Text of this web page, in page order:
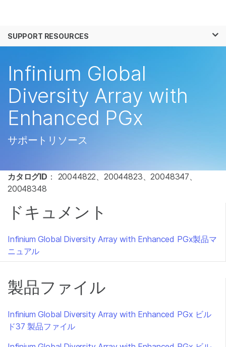
ソリューション
企業情報
サポート
お気に入りの分野を選択
SUPPORT RESOURCES
Infinium Global
Diversity Array with
Enhanced PGx
サポートリソース
カタログID ： 20044822、20044823、20048347、
20048348
ドキュメント
Infinium Global Diversity Array with Enhanced PGx製品マ
ニュアル
製品ファイル
Infinium Global Diversity Array with Enhanced PGx ビル
ド37 製品ファイル
お気に入りの分野を選択すると、関連性の
高いコンテンツへのリンクが表示されます:
がん研究
微生物研究
農学研究
複雑な疾患
臨床オンコロジー
生殖医学
遺伝性および希少疾
患研究